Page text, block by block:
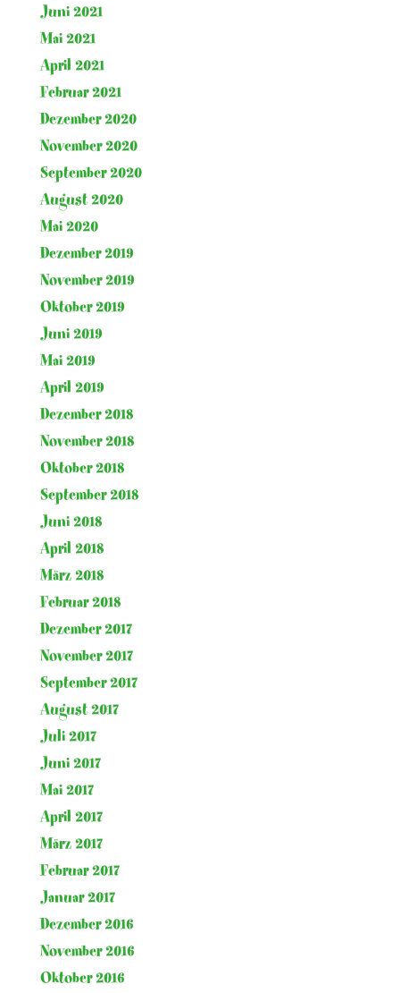
Juni 2021
Mai 2021
April 2021
Februar 2021
Dezember 2020
November 2020
September 2020
August 2020
Mai 2020
Dezember 2019
November 2019
Oktober 2019
Juni 2019
Mai 2019
April 2019
Dezember 2018
November 2018
Oktober 2018
September 2018
Juni 2018
April 2018
März 2018
Februar 2018
Dezember 2017
November 2017
September 2017
August 2017
Juli 2017
Juni 2017
Mai 2017
April 2017
März 2017
Februar 2017
Januar 2017
Dezember 2016
November 2016
Oktober 2016